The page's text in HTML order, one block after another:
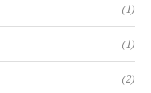
(1)
(1)
(2)